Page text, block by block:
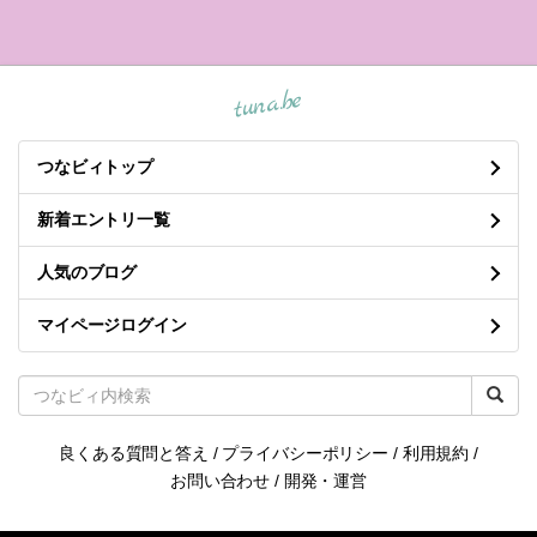
tuna.be
つなビィトップ
新着エントリ一覧
人気のブログ
マイページログイン
良くある質問と答え / プライバシーポリシー / 利用規約 /
お問い合わせ / 開発・運営